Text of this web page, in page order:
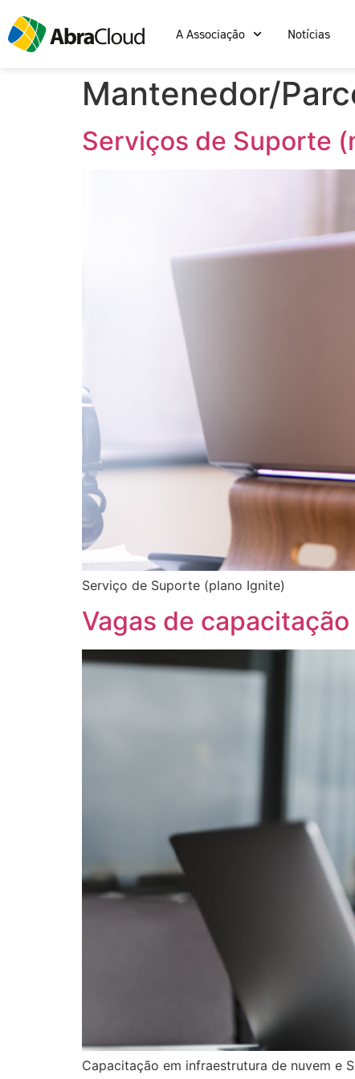
A Associação Notícias
Mantenedor/
Serviços de Suporte
Serviço de Suporte (plano Ignite)
Vagas de capacitação
Capacitação em infraestrutura de nuvem e